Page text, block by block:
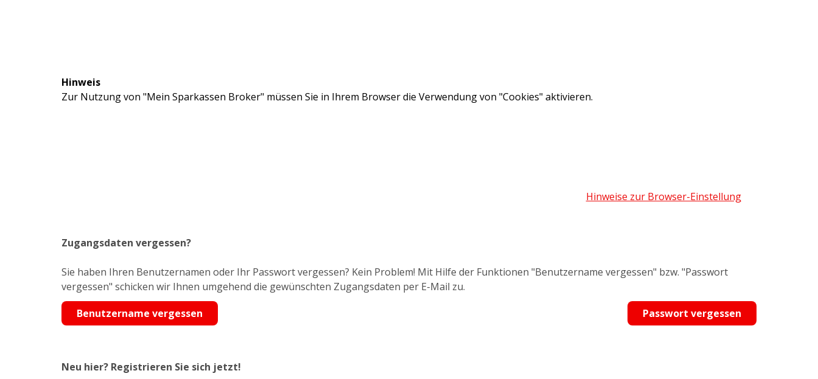
Hinweis
Zur Nutzung von "Mein Sparkassen Broker" müssen Sie in Ihrem Browser die Verwendung von "Cookies" aktivieren.
Hinweise zur Browser-Einstellung
Zugangsdaten vergessen?
Sie haben Ihren Benutzernamen oder Ihr Passwort vergessen? Kein Problem! Mit Hilfe der Funktionen "Benutzername vergessen" bzw. "Passwort
vergessen" schicken wir Ihnen umgehend die gewünschten Zugangsdaten per E-Mail zu.
Benutzername vergessen
Passwort vergessen
Neu hier? Registrieren Sie sich jetzt!